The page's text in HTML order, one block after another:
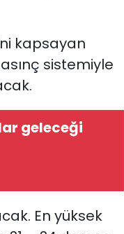
kapsayan
sistemiyle
geleceği
En yüksek